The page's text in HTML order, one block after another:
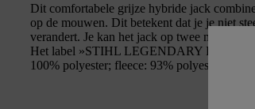
Dit comfortabele grijze hybride jack
op de mouwen. Dit betekent dat je je niet
verandert. Je kan het jack op twee manieren
Het label »STIHL LEGENDARY
100% polyester; fleece: 93% polyester, 7 %